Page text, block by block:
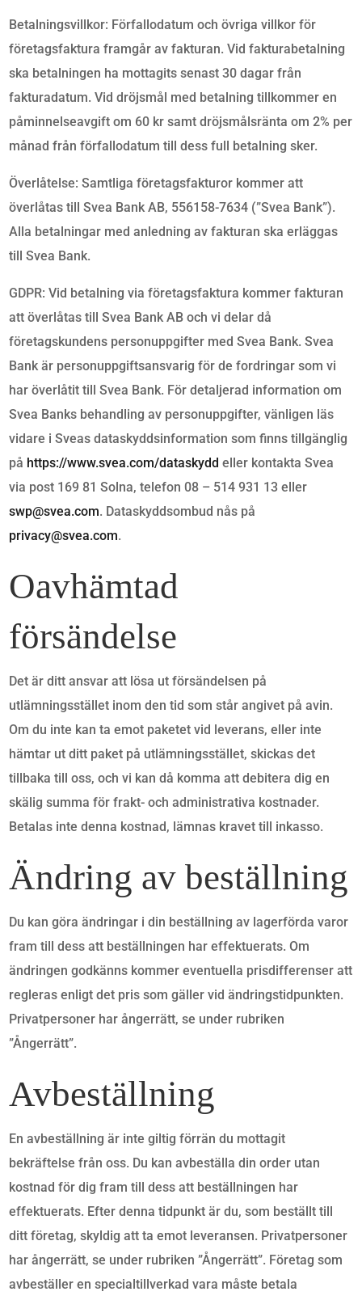
Betalningsvillkor: Förfallodatum och övriga villkor för
företagsfaktura framgår av fakturan. Vid fakturabetalning
ska betalningen ha mottagits senast 30 dagar från
fakturadatum. Vid dröjsmål med betalning tillkommer en
påminnelseavgift om 60 kr samt dröjsmålsränta om 2% per
månad från förfallodatum till dess full betalning sker.
Överlåtelse: Samtliga företagsfakturor kommer att
överlåtas till Svea Bank AB, 556158-7634 (”Svea Bank”).
Alla betalningar med anledning av fakturan ska erläggas
till Svea Bank.
GDPR: Vid betalning via företagsfaktura kommer fakturan
att överlåtas till Svea Bank AB och vi delar då
företagskundens personuppgifter med Svea Bank. Svea
Bank är personuppgiftsansvarig för de fordringar som vi
har överlåtit till Svea Bank. För detaljerad information om
Svea Banks behandling av personuppgifter, vänligen läs
vidare i Sveas dataskyddsinformation som finns tillgänglig
på https://www.svea.com/dataskydd eller kontakta Svea
via post 169 81 Solna, telefon 08 – 514 931 13 eller
swp@svea.com. Dataskyddsombud nås på
privacy@svea.com.
Oavhämtad
försändelse
Det är ditt ansvar att lösa ut försändelsen på
utlämningsstället inom den tid som står angivet på avin.
Om du inte kan ta emot paketet vid leverans, eller inte
hämtar ut ditt paket på utlämningsstället, skickas det
tillbaka till oss, och vi kan då komma att debitera dig en
skälig summa för frakt- och administrativa kostnader.
Betalas inte denna kostnad, lämnas kravet till inkasso.
Ändring av beställning
Du kan göra ändringar i din beställning av lagerförda varor
fram till dess att beställningen har effektuerats. Om
ändringen godkänns kommer eventuella prisdifferenser att
regleras enligt det pris som gäller vid ändringstidpunkten.
Privatpersoner har ångerrätt, se under rubriken
”Ångerrätt”.
Avbeställning
En avbeställning är inte giltig förrän du mottagit
bekräftelse från oss. Du kan avbeställa din order utan
kostnad för dig fram till dess att beställningen har
effektuerats. Efter denna tidpunkt är du, som beställt till
ditt företag, skyldig att ta emot leveransen. Privatpersoner
har ångerrätt, se under rubriken ”Ångerrätt”. Företag som
avbeställer en specialtillverkad vara måste betala